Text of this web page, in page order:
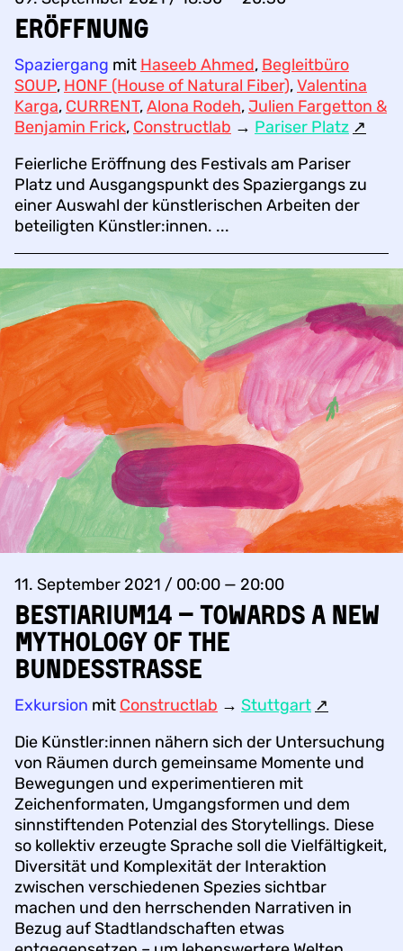
Eröffnung
Spaziergang mit Haseeb Ahmed, Begleitbüro
SOUP, HONF (House of Natural Fiber),Valentina
Karga, CURRENT,Alona Rodeh,Julien Fargetton &
Benjamin Frick, Constructlab → Pariser Platz ↗︎
Feierliche Eröffnung des Festivals am Pariser
Platz und Ausgangspunkt des Spaziergangs zu
einer Auswahl der künstlerischen Arbeiten der
beteiligten Künstler:innen. ...
11. September 2021 / 00:00 — 20:00
Bestiarium14 – Towards a new
mythology of the
Bundesstraße
Exkursion mit Constructlab → Stuttgart ↗︎
Die Künstler:innen nähern sich der Untersuchung
von Räumen durch gemeinsame Momente und
Bewegungen und experimentieren mit
Zeichenformaten, Umgangsformen und dem
sinnstiftenden Potenzial des Storytellings. Diese
so kollektiv erzeugte Sprache soll die Vielfältigkeit,
Diversität und Komplexität der Interaktion
zwischen verschiedenen Spezies sichtbar
machen und den herrschenden Narrativen in
Bezug auf Stadtlandschaften etwas